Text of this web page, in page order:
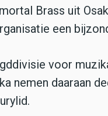
Brass uit
een
voor
nemen daaraan